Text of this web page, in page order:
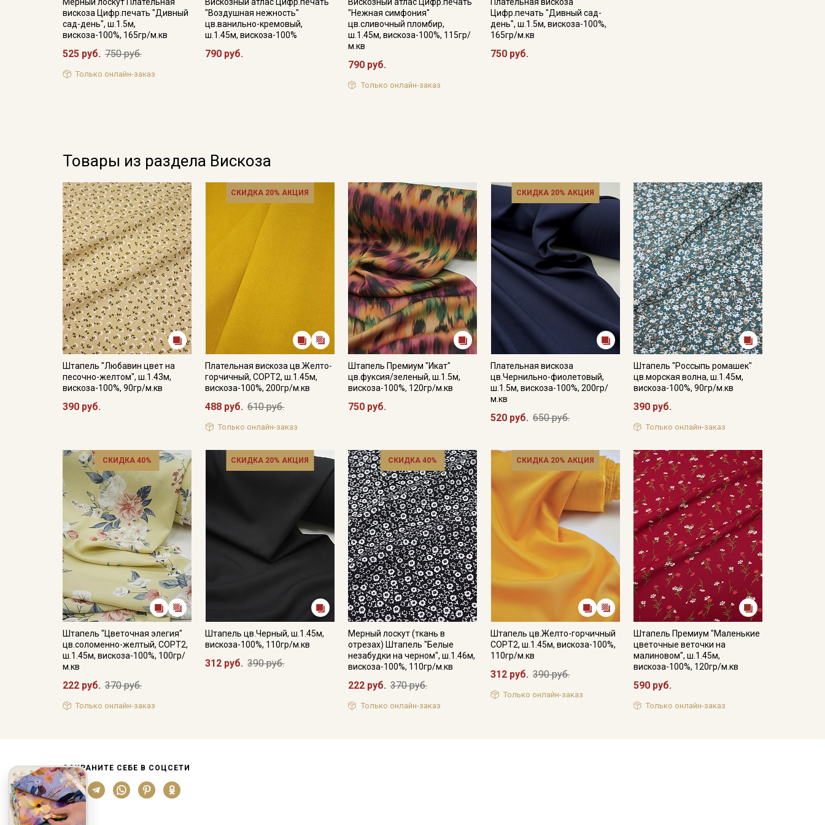
вискоза Цифр.печать "Дивный
сад-день", ш.1.5м,
вискоза-100%, 165гр/м.кв
525 руб. 750 руб.
Только онлайн-заказ
"Воздушная нежность"
цв.ванильно-кремовый,
ш.1.45м, вискоза-100%
790 руб.
"Нежная симфония"
цв.сливочный пломбир,
ш.1.45м, вискоза-100%, 115гр/
м.кв
790 руб.
Только онлайн-заказ
Цифр.печать "Дивный сад-
день", ш.1.5м, вискоза-100%,
165гр/м.кв
750 руб.
Товары из раздела Вискоза
Штапель "Любавин цвет на
песочно-желтом", ш.1.43м,
вискоза-100%, 90гр/м.кв
390 руб.
СКИДКА 20% АКЦИЯ
Плательная вискоза цв.Желто-
горчичный, СОРТ2, ш.1.45м,
вискоза-100%, 200гр/м.кв
488 руб. 610 руб.
Только онлайн-заказ
Штапель Премиум "Икат"
цв.фуксия/зеленый, ш.1.5м,
вискоза-100%, 120гр/м.кв
750 руб.
СКИДКА 20% АКЦИЯ
Плательная вискоза
цв.Чернильно-фиолетовый,
ш.1.5м, вискоза-100%, 200гр/
м.кв
520 руб. 650 руб.
Штапель "Россыпь ромашек"
цв.морская волна, ш.1.45м,
вискоза-100%, 90гр/м.кв
390 руб.
Только онлайн-заказ
СКИДКА 40%
Штапель "Цветочная элегия"
цв.соломенно-желтый, СОРТ2,
ш.1.45м, вискоза-100%, 100гр/
м.кв
222 руб. 370 руб.
Только онлайн-заказ
СКИДКА 20% АКЦИЯ
Штапель цв.Черный, ш.1.45м,
вискоза-100%, 110гр/м.кв
312 руб. 390 руб.
СКИДКА 40%
Мерный лоскут (ткань в
отрезах) Штапель "Белые
незабудки на черном", ш.1.46м,
вискоза-100%, 110гр/м.кв
222 руб. 370 руб.
Только онлайн-заказ
СКИДКА 20% АКЦИЯ
Штапель цв.Желто-горчичный
СОРТ2, ш.1.45м, вискоза-100%,
110гр/м.кв
312 руб. 390 руб.
Только онлайн-заказ
Штапель Премиум "Маленькие
цветочные веточки на
малиновом", ш.1.45м,
вискоза-100%, 120гр/м.кв
590 руб.
Только онлайн-заказ
СОХРАНИТЕ СЕБЕ В СОЦСЕТИ
Подписаться
Ознакомлен(а) сПолитикой обработки персональных